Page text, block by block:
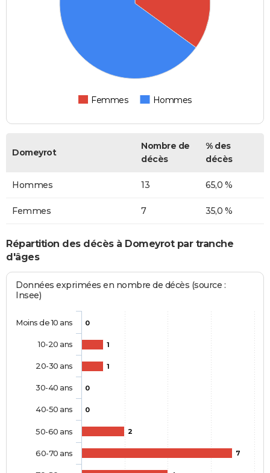
Femmes Hommes
Domeyrot
Nombre de
décès
% des
décès
Hommes 13 65,0 %
Femmes 7 35,0 %
Répartition des décès à Domeyrot par tranche
d'âges
Données exprimées en nombre de décès (source :
Insee)
0
1
1
0
0
2
7
Moins de 10 ans
10-20 ans
20-30 ans
30-40 ans
40-50 ans
50-60 ans
60-70 ans